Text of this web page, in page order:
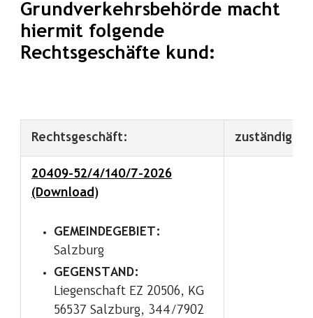
Grundverkehrsbehörde macht
hiermit folgende
Rechtsgeschäfte kund:
Rechtsgeschäft: zuständige
20409-52/4/140/7-2026
(Download)
GEMEINDEGEBIET:
Salzburg
GEGENSTAND:
Liegenschaft EZ 20506, KG
56537 Salzburg, 344/7902